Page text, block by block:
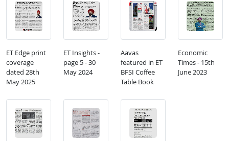
ET Edge print
coverage
dated 28th
May 2025
ET Insights -
page 5 - 30
May 2024
Aavas
featured in ET
BFSI Coffee
Table Book
Economic
Times - 15th
June 2023